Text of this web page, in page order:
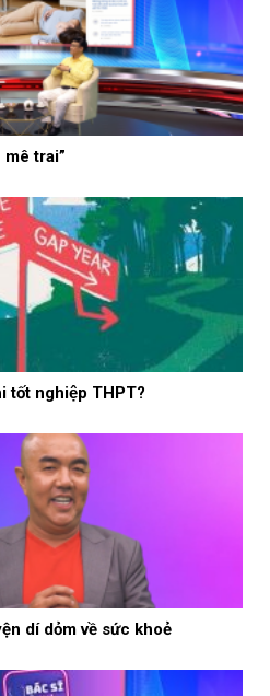
mê trai”
tốt nghiệp THPT?
dí dỏm về sức khoẻ